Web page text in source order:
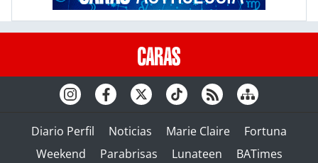
Diario Perfil Noticias Marie Claire
Fortuna
Weekend
Parabrisas Lunateen BATimes